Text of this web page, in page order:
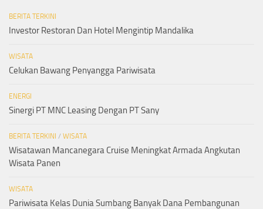
BERITA TERKINI
Investor Restoran Dan Hotel Mengintip Mandalika
WISATA
Celukan Bawang Penyangga Pariwisata
ENERGI
Sinergi PT MNC Leasing Dengan PT Sany
BERITA TERKINI / WISATA
Wisatawan Mancanegara Cruise Meningkat Armada Angkutan
Wisata Panen
WISATA
Pariwisata Kelas Dunia Sumbang Banyak Dana Pembangunan